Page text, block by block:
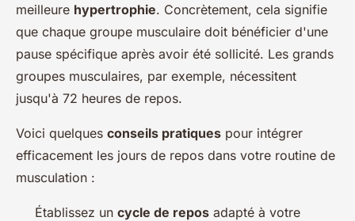
meilleure hypertrophie. Concrètement, cela signifie
que chaque groupe musculaire doit bénéficier d'une
pause spécifique après avoir été sollicité. Les grands
groupes musculaires, par exemple, nécessitent
jusqu'à 72 heures de repos.
Voici quelques conseils pratiques pour intégrer
efficacement les jours de repos dans votre routine de
musculation :
Établissez un cycle de repos adapté à votre